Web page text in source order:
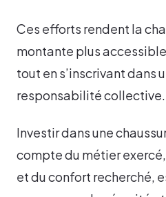
Ces efforts rendent la
montante plus
tout en s’inscrivant dans
responsabilité collective.
Investir dans une
compte du métier
et du confort recherché,